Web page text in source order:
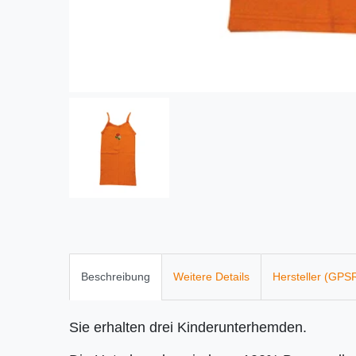
Beschreibung Weitere Details Hersteller
Sie erhalten drei Kinderunterhemden.